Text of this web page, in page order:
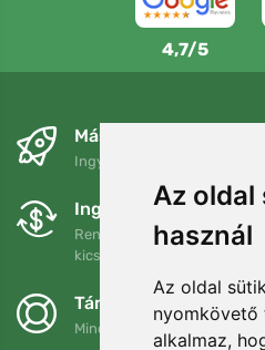
Az oldal
használ
Az oldal
nyomkövető
alkalmaz,
4,7/5
Másnapra és
Ingyenes szállítás a
Ingyenes csere és
Rendelését 90 napon belül
kicserélheti.
Támogatjuk a
Minden megrendelésért